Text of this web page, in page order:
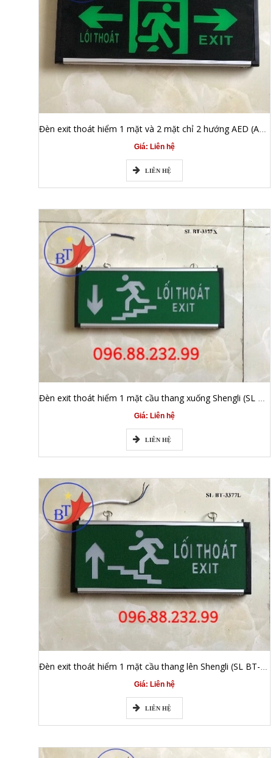
Đèn exit thoát hiểm 1 mặt và 2 mặt chỉ 2 hướng AED (AED BT-822)
Giá: Liên hệ
LIÊN HỆ
Đèn exit thoát hiểm 1 mặt cầu thang xuống Shengli (SL BT-3377X)
Giá: Liên hệ
LIÊN HỆ
Đèn exit thoát hiểm 1 mặt cầu thang lên Shengli (SL BT-3377L)
Giá: Liên hệ
LIÊN HỆ